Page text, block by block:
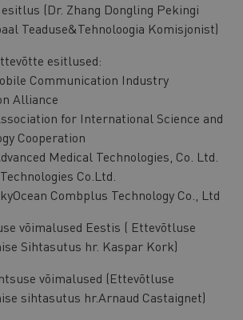
(Dr. Zhang Dongling Pekingi
Teaduse&Tehnoloogia Komisjonist)
esitlused:
Communication Industry
Alliance
for International Science and
Cooperation
Medical Technologies, Co. Ltd.
Co.Ltd.
Combplus Technology Co., Ltd
võimalused Eestis ( Ettevõtluse
Sihtasutus hr. Kaspar Kork)
võimalused (Ettevõtluse
sihtasutus hr.Arnaud Castaignet)